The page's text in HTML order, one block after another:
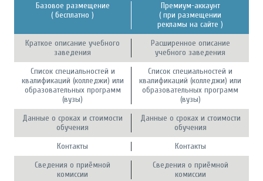
Базовое размещение
( бесплатно )
Премиум-аккаунт
( при размещении
рекламы на сайте )
Краткое описание учебного
заведения
Расширенное описание
учебного заведения
Список специальностей и
квалификаций (колледжи) или
образовательных программ
(вузы)
Список специальностей и
квалификаций (колледжи) или
образовательных программ
(вузы)
Данные о сроках и стоимости
обучения
Данные о сроках и стоимости
обучения
Контакты
Контакты
Сведения о приёмной
комиссии
Сведения о приёмной
комиссии